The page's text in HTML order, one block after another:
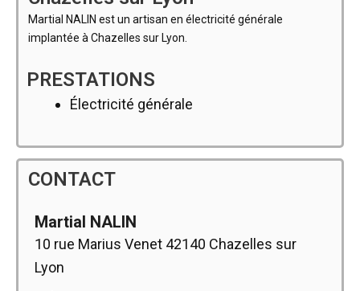
Martial NALIN est un artisan en électricité générale
implantée à Chazelles sur Lyon.
PRESTATIONS
Électricité générale
CONTACT
Martial NALIN
10 rue Marius Venet 42140 Chazelles sur
Lyon